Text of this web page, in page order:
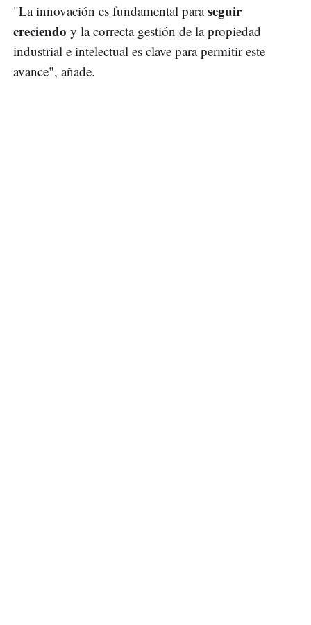
"La innovación es fundamental paraseguir
creciendo y la correcta gestión de la propiedad
industrial e intelectual es clave para permitir este
avance", añade.